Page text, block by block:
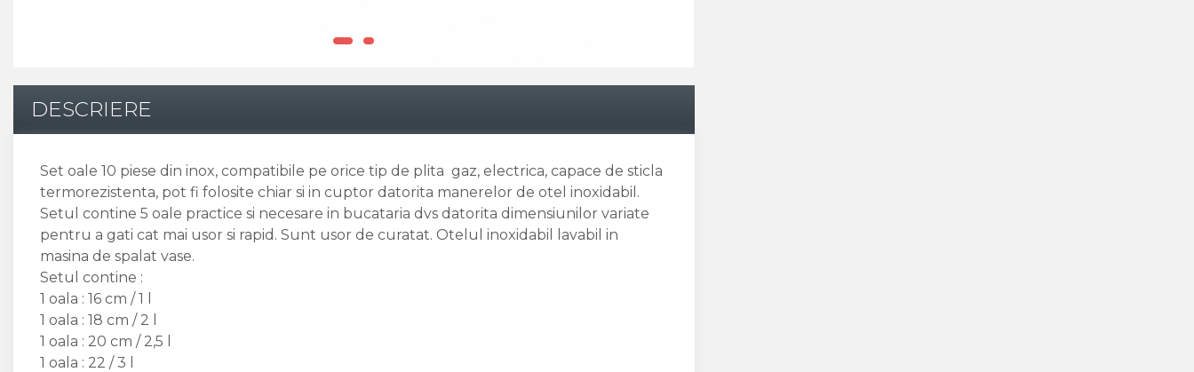
DESCRIERE
Set oale 10 piese din inox, compatibile pe orice tip de plita gaz, electrica, capace de sticla
termorezistenta, pot fi folosite chiar si in cuptor datorita manerelor de otel inoxidabil.
Setul contine 5 oale practice si necesare in bucataria dvs datorita dimensiunilor variate
pentru a gati cat mai usor si rapid. Sunt usor de curatat. Otelul inoxidabil lavabil in
masina de spalat vase.
Setul contine :
1 oala : 16 cm / 1 l
1 oala : 18 cm / 2 l
1 oala : 20 cm / 2,5 l
1 oala : 22 / 3 l